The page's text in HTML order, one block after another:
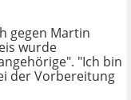
gegen Martin
wurde
"Ich bin
der Vorbereitung